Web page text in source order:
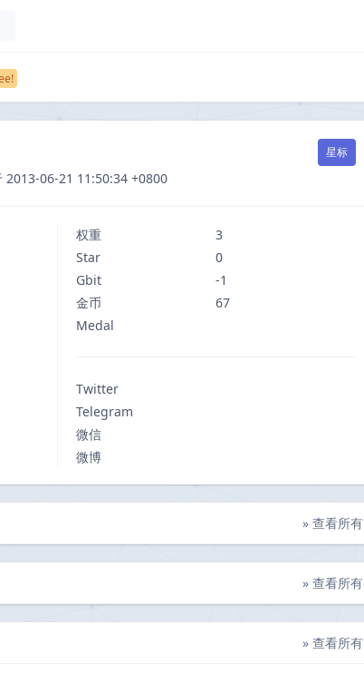
2013-06-21 11:50:34 +0800
星标
权重
3
Star
0
Gbit
-1
金币
67
Medal
Twitter
Telegram
微信
微博
» 查看所有
» 查看所有
» 查看所有